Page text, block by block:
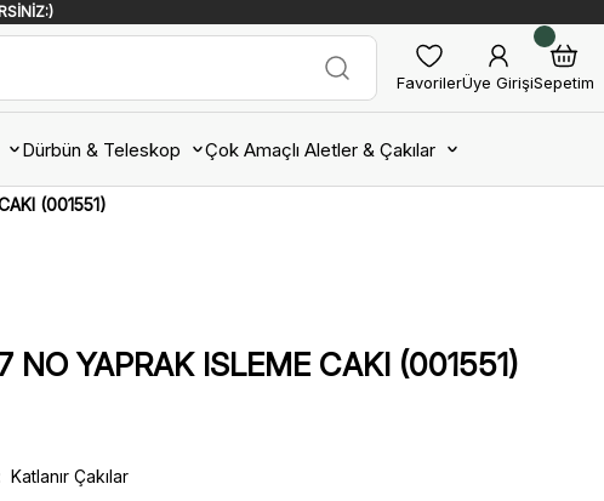
FavorilerÜye GirişiSepetim
Dürbün & Teleskop Çok Amaçlı Aletler & Çakılar
(001551)
NO YAPRAK ISLEME CAKI (001551)
Katlanır Çakılar